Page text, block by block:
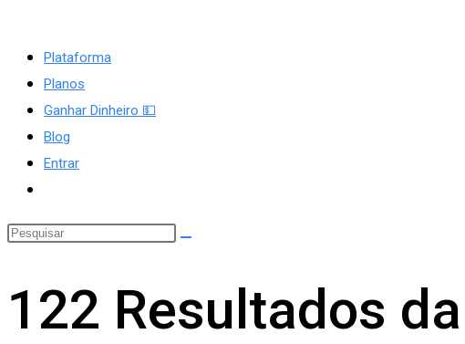
site
Plataforma
Planos
Ganhar Dinheiro 💵
Blog
Entrar
do
122 Resultados